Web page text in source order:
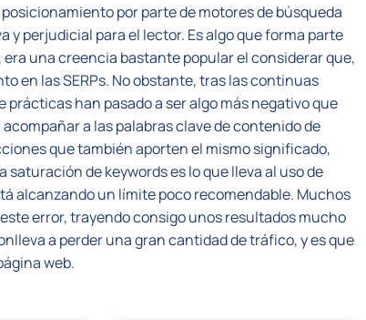
por parte de motores de búsqueda
perjudicial para el lector. Es algo que forma parte
una creencia bastante popular el considerar que,
en las SERPs. No obstante, tras las continuas
han pasado a ser algo más negativo que
a las palabras clave de contenido de
que también aporten el mismo significado,
de keywords es lo que lleva al uso de
alcanzando un límite poco recomendable. Muchos
error, trayendo consigo unos resultados mucho
a perder una gran cantidad de tráfico, y es que
web.